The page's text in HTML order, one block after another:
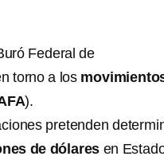
Federal de
torno a los
).
pretenden
de dólares en